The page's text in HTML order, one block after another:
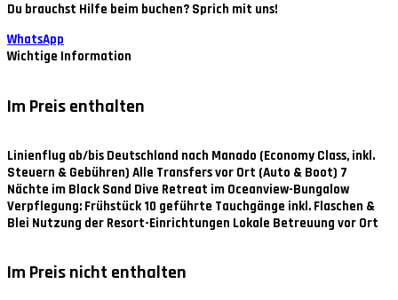
Du brauchst Hilfe beim buchen? Sprich mit uns!
WhatsApp
Wichtige Information
Im Preis enthalten
Linienflug ab/bis Deutschland nach Manado (Economy Class, inkl.
Steuern & Gebühren) Alle Transfers vor Ort (Auto & Boot) 7
Nächte im Black Sand Dive Retreat im Oceanview-Bungalow
Verpflegung: Frühstück 10 geführte Tauchgänge inkl. Flaschen &
Blei Nutzung der Resort-Einrichtungen Lokale Betreuung vor Ort
Im Preis nicht enthalten